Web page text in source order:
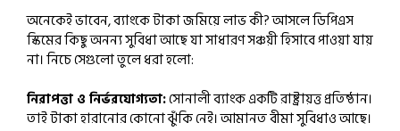
অনেকেই ভাবেন, ব্যাংকে টাকা জমিয়ে লাভ কী? আসলে ডিপিএস
স্কিমের কিছু অনন্য সুবিধা আছে যা সাধারণ সঞ্চয়ী হিসাবে পাওয়া যায়
না। নিচে সেগুলো তুলে ধরা হলো:
নিরাপত্তা ও নির্ভরযোগ্যতা:সোনালী ব্যাংক একটি রাষ্ট্রায়ত্ত প্রতিষ্ঠান।
তাই টাকা হারানোর কোনো ঝুঁকি নেই। আমানত বীমা সুবিধাও আছে।